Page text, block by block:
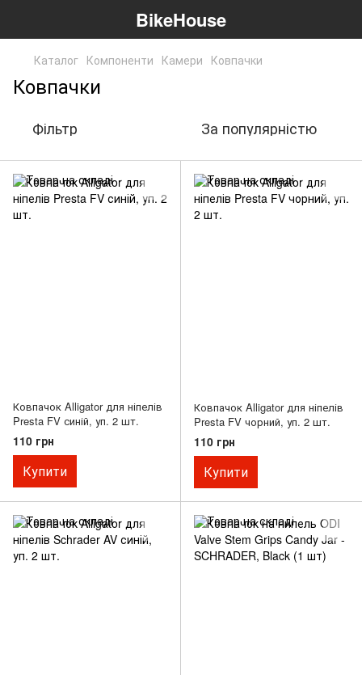
BikeHouse
Каталог Компоненти Камери Ковпачки
Ковпачки
Фільтр За популярністю
Ковпачок Alligator для ніпелів
Presta FV синій, уп. 2 шт.
110 грн
Купити
Ковпачок Alligator для ніпелів
Presta FV чорний, уп. 2 шт.
110 грн
Купити